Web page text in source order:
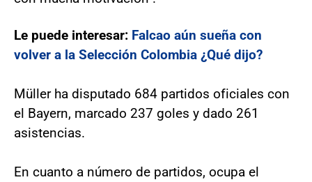
Le puede interesar: Falcao aún sueña con
volver a la Selección Colombia ¿Qué dijo?
Müller ha disputado 684 partidos oficiales con
el Bayern, marcado 237 goles y dado 261
asistencias.
En cuanto a número de partidos, ocupa el